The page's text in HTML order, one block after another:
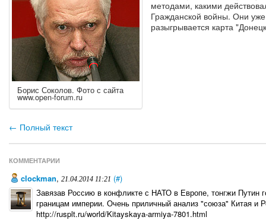
Борис Соколов. Фото с сайта
www.open-forum.ru
методами, какими
Гражданской войны. Они
разыгрывается карта
← Полный текст
КОММЕНТАРИИ
clockman, 21.04.2014 11:21 (#)
Завязав Россию в конфликте с НАТО в Европе, тонгжи Путин
границам империи. Очень приличный анализ "союза" Китая и
http://rusplt.ru/world/Kitayskaya-armiya-7801.html